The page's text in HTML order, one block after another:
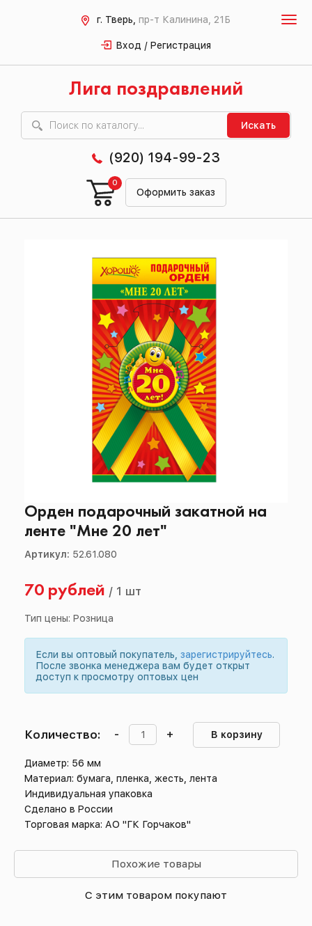
г. Тверь, пр-т Калинина, 21Б
Вход / Регистрация
Лига поздравлений
Искать
(920) 194-99-23
Оформить заказ
0
Орден подарочный закатной на
ленте "Мне 20 лет"
Артикул: 52.61.080
70 рублей / 1 шт
Тип цены: Розница
Если вы оптовый покупатель, зарегистрируйтесь.
После звонка менеджера вам будет открыт
доступ к просмотру оптовых цен
Количество: - + В корзину
Диаметр: 56 мм
Материал: бумага, пленка, жесть, лента
Индивидуальная упаковка
Сделано в России
Торговая марка: АО "ГК Горчаков"
Похожие товары
С этим товаром покупают